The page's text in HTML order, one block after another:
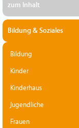
zum Inhalt
Bildung & Soziales
Bildung
Kinder
Kinderhaus
Jugendliche
Frauen